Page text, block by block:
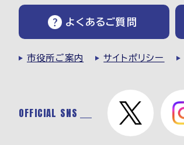
よくあるご質問
市役所ご案内 サイトポリシー
OFFICIAL SNS